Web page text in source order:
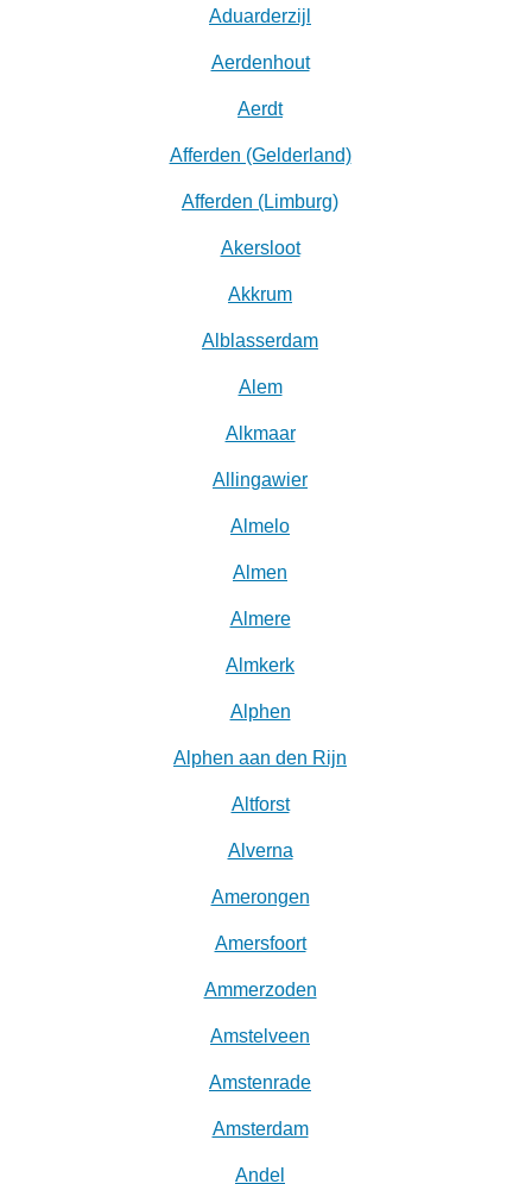
Aduarderzijl
Aerdenhout
Aerdt
Afferden (Gelderland)
Afferden (Limburg)
Akersloot
Akkrum
Alblasserdam
Alem
Alkmaar
Allingawier
Almelo
Almen
Almere
Almkerk
Alphen
Alphen aan den Rijn
Altforst
Alverna
Amerongen
Amersfoort
Ammerzoden
Amstelveen
Amstenrade
Amsterdam
Andel